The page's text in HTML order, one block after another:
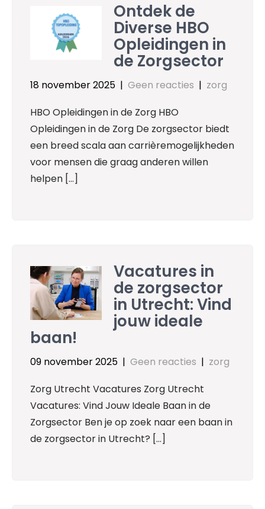
Ontdek de
Diverse HBO
Opleidingen in
de Zorgsector
18 november 2025 | Geen reacties | zorg
HBO Opleidingen in de Zorg HBO
Opleidingen in de Zorg De zorgsector biedt
een breed scala aan carrièremogelijkheden
voor mensen die graag anderen willen
helpen […]
Vacatures in
de zorgsector
in Utrecht: Vind
jouw ideale
baan!
09 november 2025 | Geen reacties | zorg
Zorg Utrecht Vacatures Zorg Utrecht
Vacatures: Vind Jouw Ideale Baan in de
Zorgsector Ben je op zoek naar een baan in
de zorgsector in Utrecht? […]